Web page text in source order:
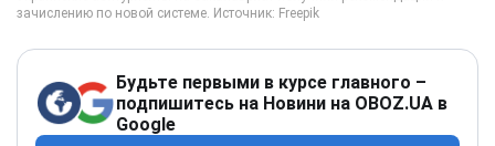
Будьте первыми в курсе главного –
подпишитесь на Новини на OBOZ.UA в
Google